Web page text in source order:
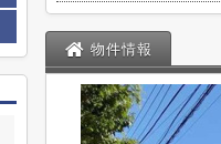
物件情報